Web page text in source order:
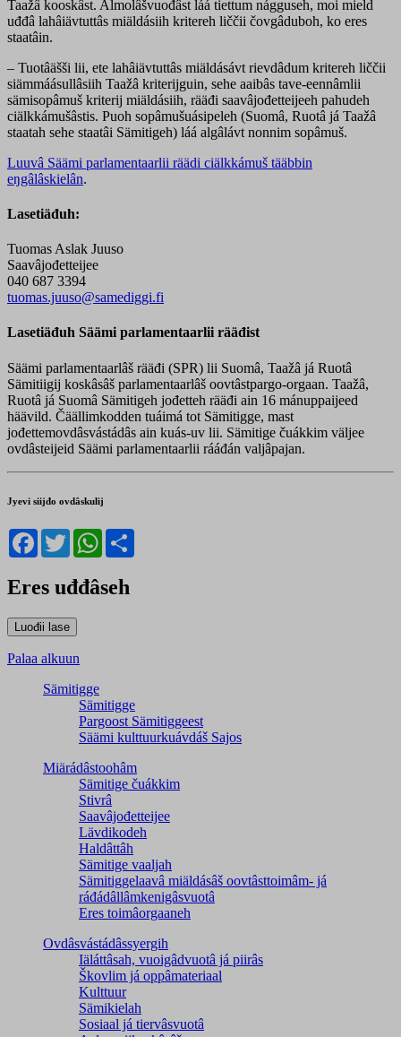
Taažâ kooskâst. Almolâšvuođâst láá tiettum nágguseh, moi mield
uđđâ lahâiävtuttâs miäldásiih kritereh liččii čovgâduboh, ko eres
staatâin.
– Tuotâäšši lii, ete lahâiävtuttâs miäldásávt rievdâdum kritereh liččii
siämmáásullâsiih Taažâ kriterijguin, sehe aaibâs tave-eennâmlii
sämisopâmuš kriterij miäldásiih, rääđi saavâjođetteijeeh pahudeh
ciälkkámušâstis. Puoh sopâmušuásipeleh (Suomâ, Ruotâ já Taažâ
staatah sehe staatâi Sämitigeh) láá algâlávt nonnim sopâmuš.
Luuvâ Säämi parlamentaarlii räädi ciälkkámuš tääbbin
eŋgâlâskielân.
Lasetiäđuh:
Tuomas Aslak Juuso
Saavâjođetteijee
040 687 3394
tuomas.juuso@samediggi.fi
Lasetiäđuh Säämi parlamentaarlii rääđist
Säämi parlamentaarlâš rääđi (SPR) lii Suomâ, Taažâ já Ruotâ
Sämitiigij koskâsâš parlamentaarlâš oovtâstpargo-orgaan. Taažâ,
Ruotâ já Suomâ Sämitigeh jođetteh rääđi ain 16 mánuppaijeed
häävild. Čäällimkodden tuáimá tot Sämitigge, mast
jođettemovdâsvástádâs ain kuás-uv lii. Sämitige čuákkim väljee
ovdâsteijeid Säämi parlamentaarlii rááđán valjâpajan.
Jyevi siijđo ovdâskulij
Facebook
TwitterWhatsApp
Eres uđđâseh
Palaa alkuun
Sämitigge
Sämitigge
Pargoost Sämitiggeest
Säämi kulttuurkuávdáš Sajos
Miärádâstoohâm
Sämitige čuákkim
Stivrâ
Saavâjođetteijee
Lävdikodeh
Haldâttâh
Sämitige vaaljah
Sämitiggelaavâ miäldásâš oovtâsttoimâm- já
ráđádâllâmkenigâsvuotâ
Eres toimâorgaaneh
Ovdâsvástádâssyergih
Iäláttâsah, vuoigâdvuotâ já piirâs
Škovlim já oppâmateriaal
Kulttuur
Sämikielah
Sosiaal já tiervâsvuotâ